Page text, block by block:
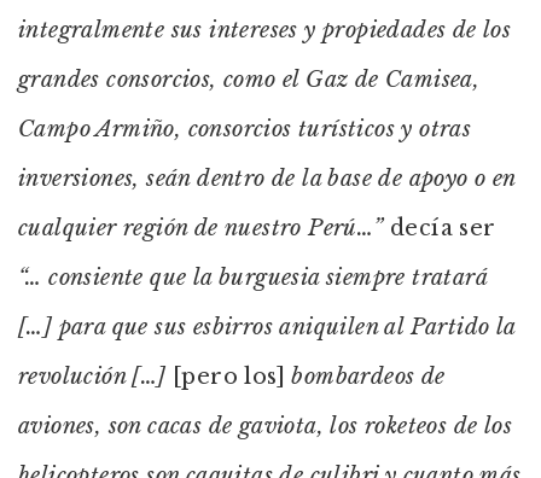
integralmente sus intereses y propiedades de los
grandes consorcios, como el Gaz de Camisea,
Campo Armiño, consorcios turísticos y otras
inversiones, seán dentro de la base de apoyo o en
cualquier región de nuestro Perú…”decía ser
“… consiente que la burguesia siempre tratará
[…] para que sus esbirros aniquilen al Partido la
revolución […] [pero los]bombardeos de
aviones, son cacas de gaviota, los roketeos de los